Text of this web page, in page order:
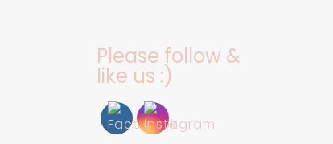
Please follow &
like us :)